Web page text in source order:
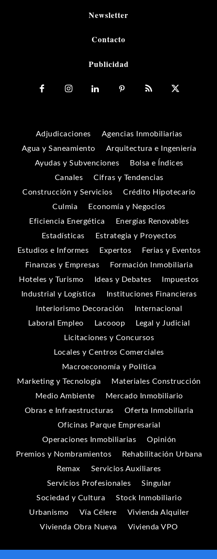
Newsletter
Contacto
Publicidad
Adjudicaciones
Agencias Inmobiliarias
Agua y Saneamiento
Arquitectura e Ingeniería
Ayudas y Subvenciones
Bolsa e Índices
Canales
Cifras y Tendencias
Construcción y Servicios
Crédito Hipotecario
Culmia
Economía y Negocios
Eficiencia Energética
Energías Renovables
Estadísticas
Estrategia y Proyectos
Estudios e Informes
Expertos
Ferias y Eventos
Finanzas y Empresas
Formación Inmobiliaria
Hoteles y Turismo
Ideas y Debates
Impuestos
Industrial y Logística
Instituciones Financieras
Interiorismo Decoración
Internacional
Laboral Empleo
Lacooop
Legal y Judicial
Licitaciones y Concursos
Locales y Centros Comerciales
Macroeconomía y Política
Marketing y Tecnología
Materiales Construcción
Medio Ambiente
Mercado Inmobiliario
Obras e Infraestructuras
Oferta Inmobiliaria
Oficinas Parque Empresarial
Operaciones Inmobiliarias
Opinión
Premios y Nombramientos
Rehabilitación Urbana
Remax
Servicios Auxiliares
Servicios Profesionales
Singular
Sociedad y Cultura
Stock Inmobiliario
Urbanismo
Vía Célere
Vivienda Alquiler
Vivienda Obra Nueva
Vivienda VPO